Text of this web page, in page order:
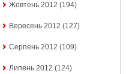
Жовтень 2012 (194)
Вересень 2012 (127)
Серпень 2012 (109)
Липень 2012 (124)